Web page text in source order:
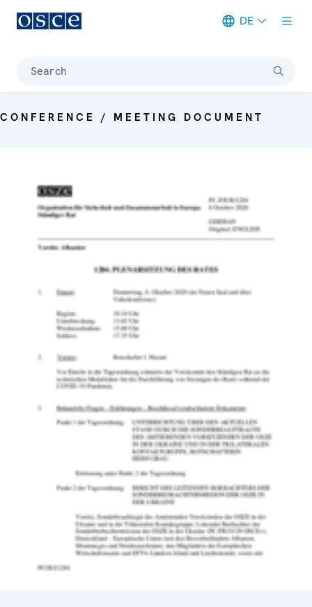
DE
Search
CONFERENCE / MEETING DOCUMENT